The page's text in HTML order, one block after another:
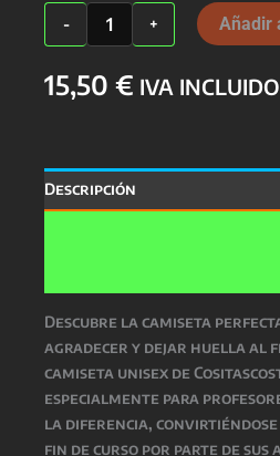
-
Camiseta
cantidad
+ Añadir
15,50 € IVA INCLUIDO
Descripción
Descubre la camiseta
agradecer y dejar huella al
camiseta unisex de
especialmente para
la diferencia,
fin de curso por parte de sus